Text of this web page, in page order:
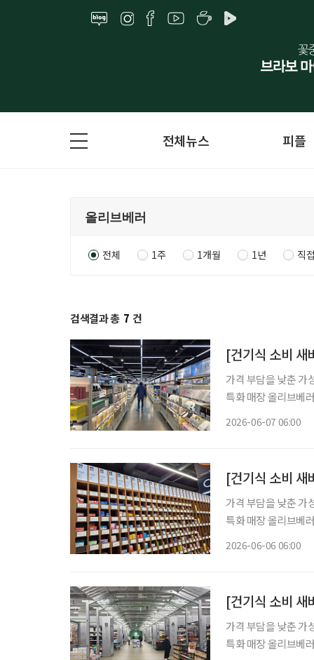
전체뉴스 피플
전체 1주 1개월 1년 직
검색결과 총 7 건
[건기식 소비 새
가격 부담을 낮춘 가
특화 매장 올리브베
2026-06-07 06:00
[건기식 소비
가격 부담을 낮춘 가
특화 매장 올리브베
2026-06-06 06:00
[건기식 소비
가격 부담을 낮춘 가
특화 매장 올리브베